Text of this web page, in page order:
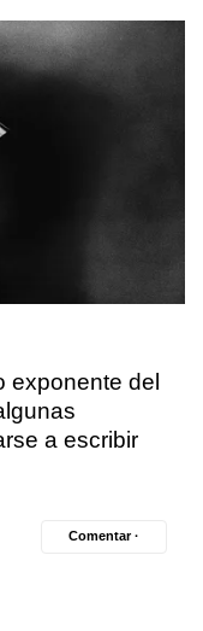
exponente del
a escribir
Comentar ·